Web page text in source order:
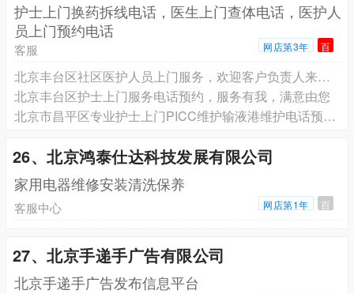
护士上门换药拆线电话，医生上门查体电话，医护人
员上门预约电话
客服 网店第3年 百
北京丰台区社区医护人员上门服务，欢迎客户负责人来电洽谈
北京丰台区护士上门服务电话预约，服务有我，满意由您
北京市昌平区专业护士上门PICC维护输液港维护电话预约，正规护士上门预约电话
26、北京鸿泰仕达科技发展有限公司
家用电器维修安装清洗保养
客服中心 网店第1年 百
27、北京手递手广告有限公司
北京手递手广告发布信息平台